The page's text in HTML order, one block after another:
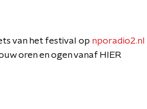
van het festival op nporadio2.nl
oren en ogen vanaf HIER